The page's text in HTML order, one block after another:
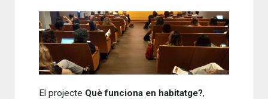
El projecte Què funciona en habitatge?,